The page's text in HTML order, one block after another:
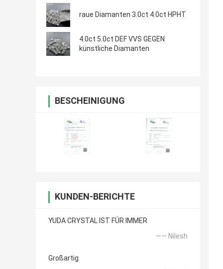
Diamond Loose Diamond
raue Diamanten 3.0ct 4.0ct HPHT
4.0ct 5.0ct DEF VVS GEGEN
künstliche Diamanten
BESCHEINIGUNG
KUNDEN-BERICHTE
YUDA CRYSTAL IST FÜR IMMER
—— Nilesh
Großartig